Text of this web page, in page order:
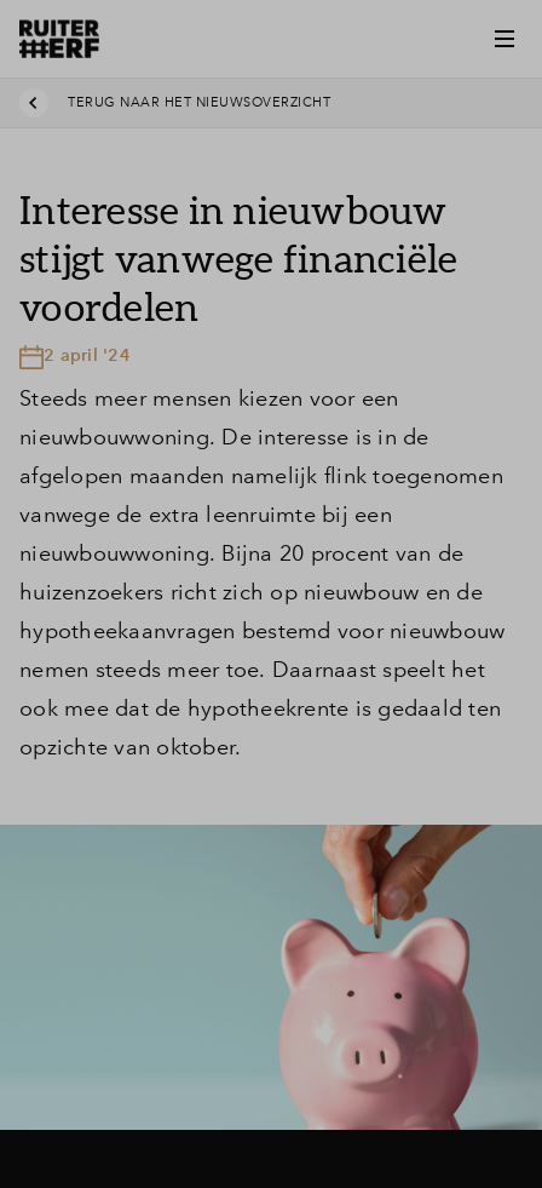
Inloggen
TERUG NAAR HET NIEUWSOVERZICHT
Interesse in nieuwbouw
stijgt vanwege financiële
voordelen
2 april '24
Steeds meer mensen kiezen voor een
nieuwbouwwoning. De interesse is in de
afgelopen maanden namelijk flink toegenomen
vanwege de extra leenruimte bij een
nieuwbouwwoning. Bijna 20 procent van de
huizenzoekers richt zich op nieuwbouw en de
hypotheekaanvragen bestemd voor nieuwbouw
nemen steeds meer toe. Daarnaast speelt het
ook mee dat de hypotheekrente is gedaald ten
opzichte van oktober.